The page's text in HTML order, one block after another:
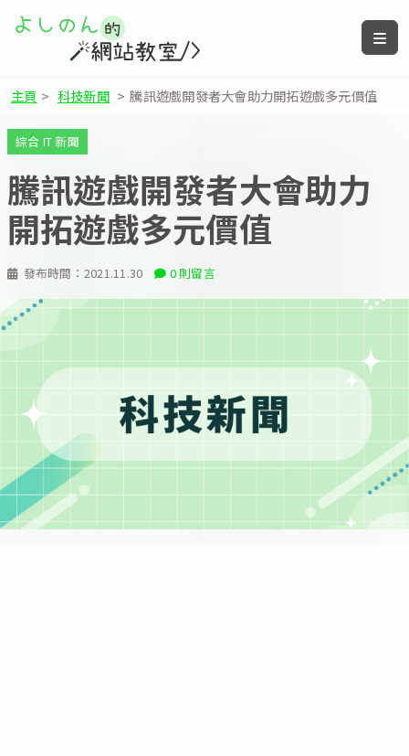
主頁 > 科技新聞 > 騰訊遊戲開發者大會助力開拓遊戲多元價值
發布時間： 2021.11.30 0 則留言
綜合 IT 新聞
騰訊遊戲開發者大會助力
開拓遊戲多元價值